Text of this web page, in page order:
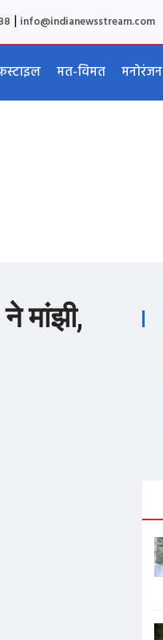
| info@indianewsstream.com
मत-विमत मनोरंजन
मांझी,